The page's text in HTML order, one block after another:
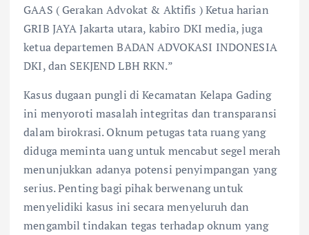
GAAS ( Gerakan Advokat & Aktifis ) Ketua harian
GRIB JAYA Jakarta utara, kabiro DKI media, juga
ketua departemen BADAN ADVOKASI INDONESIA
DKI, dan SEKJEND LBH RKN.”
Kasus dugaan pungli di Kecamatan Kelapa Gading
ini menyoroti masalah integritas dan transparansi
dalam birokrasi. Oknum petugas tata ruang yang
diduga meminta uang untuk mencabut segel merah
menunjukkan adanya potensi penyimpangan yang
serius. Penting bagi pihak berwenang untuk
menyelidiki kasus ini secara menyeluruh dan
mengambil tindakan tegas terhadap oknum yang